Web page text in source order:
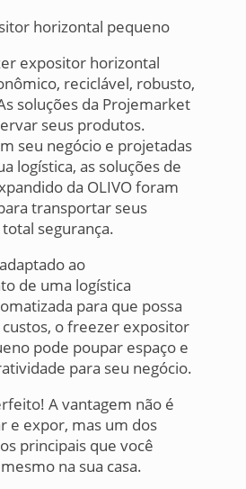
expositor horizontal
reciclável, robusto,
soluções da Projemarket
seus produtos.
seu negócio e projetadas
logística, as soluções de
da OLIVO foram
transportar seus
segurança.
ao
de uma logística
para que possa
o freezer expositor
pode poupar espaço e
para seu negócio.
A vantagem não é
e expor, mas um dos
principais que você
na sua casa.